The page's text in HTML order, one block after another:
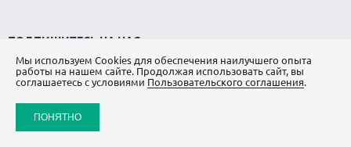
ПОДПИШИТЕСЬ НА НАС
ЯНДЕКС.ДЗЕН
Мы используем Сookies для обеспечения наилучшего опыта
работы на нашем сайте. Продолжая использовать сайт, вы
соглашаетесь с условиями Пользовательского соглашения.
ПОНЯТНО